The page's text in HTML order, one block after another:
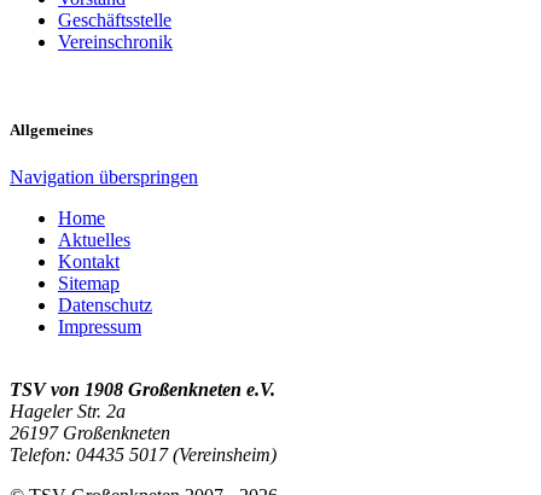
Geschäftsstelle
Vereinschronik
Allgemeines
Navigation überspringen
Home
Aktuelles
Kontakt
Sitemap
Datenschutz
Impressum
TSV von 1908 Großenkneten e.V.
Hageler Str. 2a
26197 Großenkneten
Telefon: 04435 5017 (Vereinsheim)